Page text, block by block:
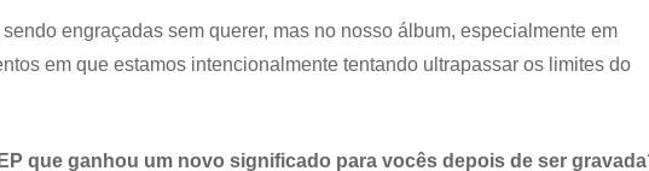
engraçadas sem querer, mas no nosso álbum, especialmente em
em que estamos intencionalmente tentando ultrapassar os limites do
que ganhou um novo significado para vocês depois de ser